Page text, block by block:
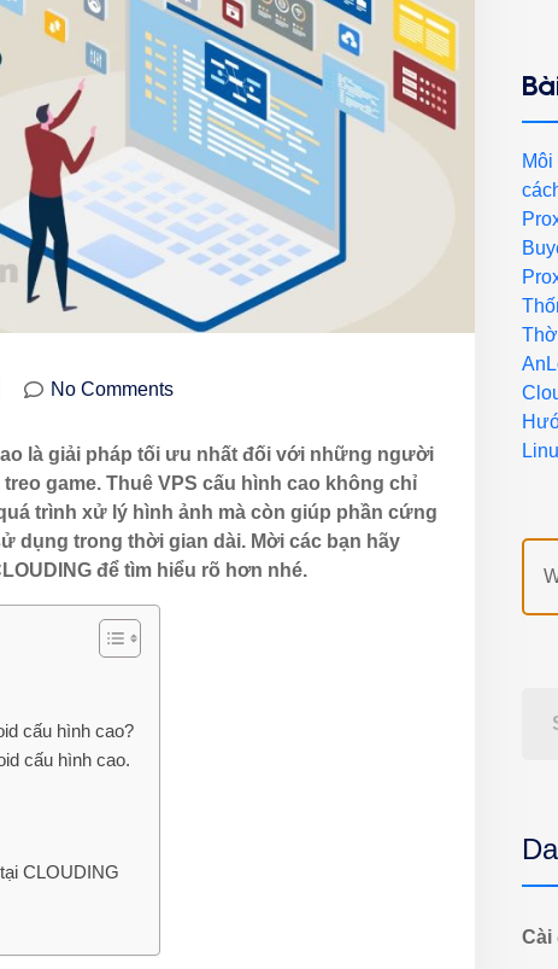
No Comments
là giải pháp tối ưu nhất đối với những người
game. Thuê VPS cấu hình cao không chỉ
trình xử lý hình ảnh mà còn giúp phần cứng
dụng trong thời gian dài. Mời các bạn hãy
để tìm hiểu rõ hơn nhé.
cấu hình cao?
cấu hình cao.
CLOUDING
Cài